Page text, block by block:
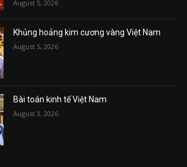
August 5, 2026
Khủng hoảng kim cương vàng Việt Nam
August 5, 2026
Bài toán kinh tế Việt Nam
August 3, 2026